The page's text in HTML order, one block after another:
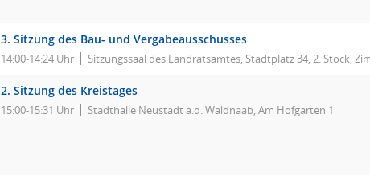
3. Sitzung des Bau- und Vergabeausschusses
14:00-14:24 Uhr Sitzungssaal des Landratsamtes, Stadtplatz 34, 2. Stock,
2. Sitzung des Kreistages
15:00-15:31 Uhr Stadthalle Neustadt a.d. Waldnaab, Am Hofgarten 1